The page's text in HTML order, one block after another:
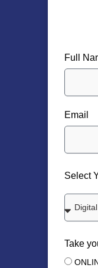
Full
Email
Select
Take